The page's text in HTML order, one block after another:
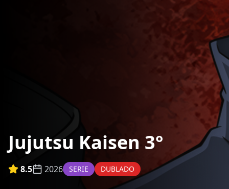
Jujutsu Kaisen 3°
8.5 2026 SERIE DUBLADO